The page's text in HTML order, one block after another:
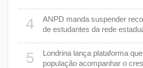
4
ANPD manda suspender
de estudantes da rede
5
Londrina lança plataforma
população acompanhar o